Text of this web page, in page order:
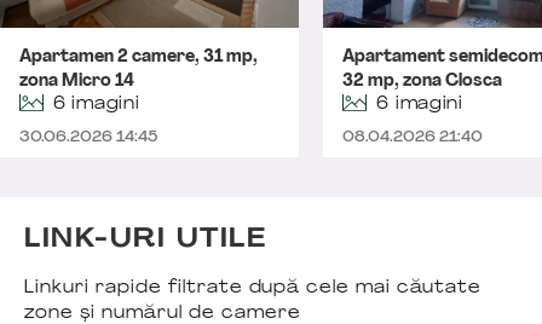
Apartamen 2 camere, 31 mp,
zona Micro 14
6 imagini
30.06.2026 14:45
Apartament
32 mp, zona Closca
6 imagini
08.04.2026 21:40
LINK-URI UTILE
Linkuri rapide filtrate după cele mai căutate
zone și numărul de camere